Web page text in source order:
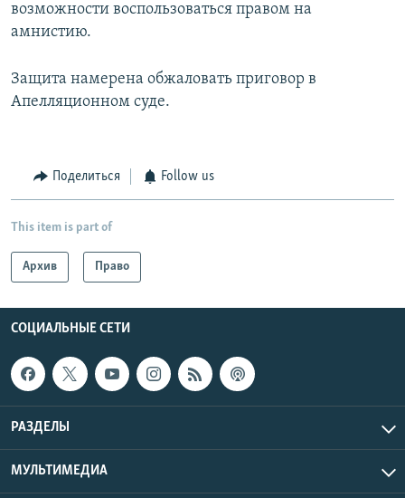
возможности воспользоваться правом на
амнистию.
Защита намерена обжаловать приговор в
Апелляционном суде.
Поделиться Follow us
This item is part of
Архив Право
СОЦИАЛЬНЫЕ СЕТИ
РАЗДЕЛЫ
МУЛЬТИМЕДИА